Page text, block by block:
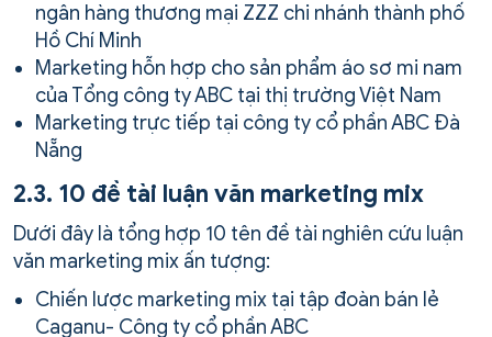
ngân hàng thương mại ZZZ chi nhánh thành phố
Hồ Chí Minh
Marketing hỗn hợp cho sản phẩm áo sơ mi nam
của Tổng công ty ABC tại thị trường Việt Nam
Marketing trực tiếp tại công ty cổ phần ABC Đà
Nẵng
2.3. 10 đề tài luận văn marketing mix
Dưới đây là tổng hợp 10 tên đề tài nghiên cứu luận
văn marketing mix ấn tượng:
Chiến lược marketing mix tại tập đoàn bán lẻ
Caganu- Công ty cổ phần ABC